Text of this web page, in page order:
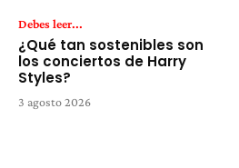
Debes leer...
¿Qué tan sostenibles son
los conciertos de Harry
Styles?
3 agosto 2026